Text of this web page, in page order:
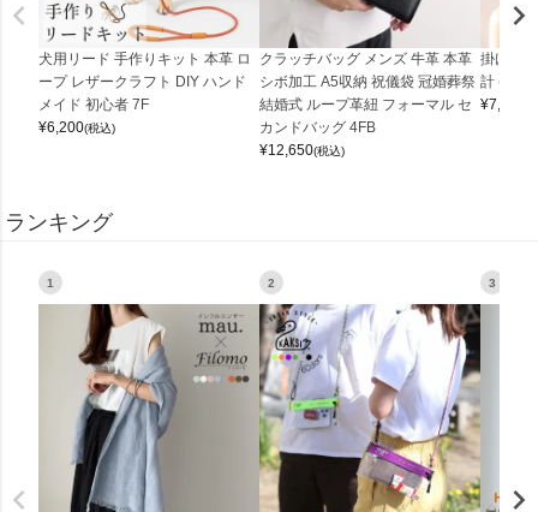
犬用リード 手作りキット 本革 ロ
ープ レザークラフト DIY ハンド
メイド 初心者 7F
¥6,200(税込)
クラッチバッグ メンズ 牛革 本革
シボ加工 A5収納 祝儀袋 冠婚葬祭
結婚式 ループ革紐 フォーマル セ
カンドバッグ 4FB
¥12,650(税込)
掛け時
計
¥7,150
ランキング
1 2 3